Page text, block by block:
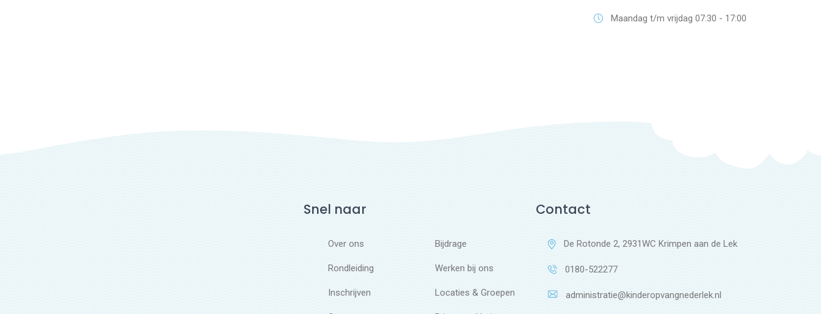
Maandag t/m vrijdag 07:30 - 17:00
Snel naar
Over ons Bijdrage
Rondleiding Werken bij ons
Inschrijven Locaties & Groepen
Contact
De Rotonde 2, 2931WC Krimpen aan de Lek
0180-522277
administratie@kinderopvangnederlek.nl